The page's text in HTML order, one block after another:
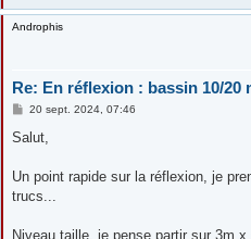
Androphis
Re: En réflexion : bassin 10/20
M
s
g
20 sept. 2024, 07:46
Salut,
Un point rapide sur la réflexion, je
trucs...
Niveau taille, je pense partir sur 3m x